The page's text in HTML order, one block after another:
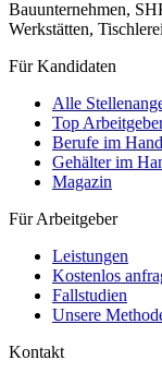
Bauunternehmen,
Werkstätten,
Für Kandidaten
Alle
Top
Berufe im
Gehälter im
Magazin
Für Arbeitgeber
Leistungen
Kostenlos
Fallstudien
Unsere
Kontakt